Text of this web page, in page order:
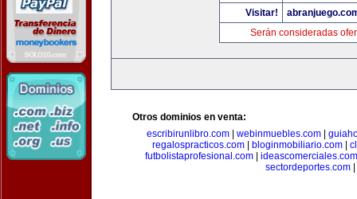
Visitar!
Serán consideradas
Otros dominios en venta:
escribirunlibro.com| webinmuebles.com|
regalospracticos.com| bloginmobiliario.com|
futbolistaprofesional.com
ideascomerciales.com
sectordeportes.com|